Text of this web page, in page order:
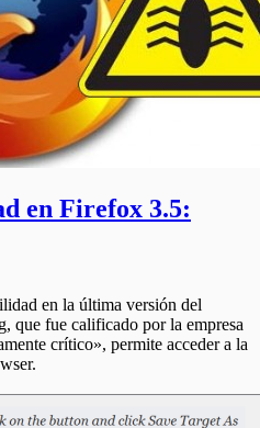
en Firefox 3.5:
en la última versión del
que fue calificado por la empresa
crítico», permite acceder a la